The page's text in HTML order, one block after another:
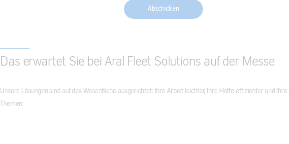
Abschicken
Anfrage
Messe
Das erwartet Sie bei Aral Fleet Solutions auf der Messe
Unsere Lösungen sind auf das Wesentliche ausgerichtet: Ihre Arbeit leichter, Ihre Flotte effizienter und
Themen: